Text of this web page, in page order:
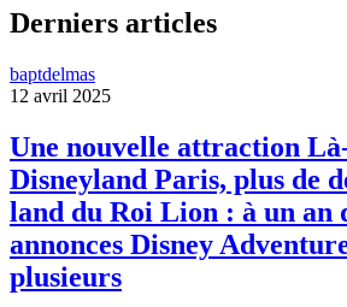
Derniers articles
baptdelmas
12 avril 2025
Une nouvelle attraction
Disneyland Paris, plus de
land du Roi Lion : à un an
annonces Disney
plusieurs